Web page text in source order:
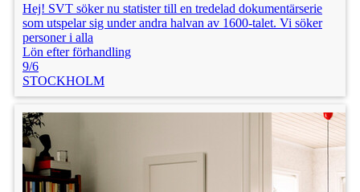
Hej! SVT söker nu statister till en tredelad dokumentärserie
som utspelar sig under andra halvan av 1600-talet. Vi söker
personer i alla
Lön efter förhandling
9/6
STOCKHOLM